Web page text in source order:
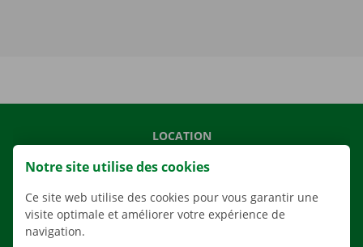
LOCATION
NOS VÉHICULES
AGENCES
Notre site utilise des cookies
Ce site web utilise des cookies pour vous garantir une
visite optimale et améliorer votre expérience de
navigation.